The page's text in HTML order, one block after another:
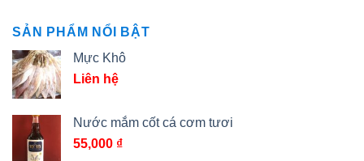
SẢN PHẨM NỔI BẬT
Mực Khô
Liên hệ
Nước mắm cốt cá cơm tươi
55,000 ₫